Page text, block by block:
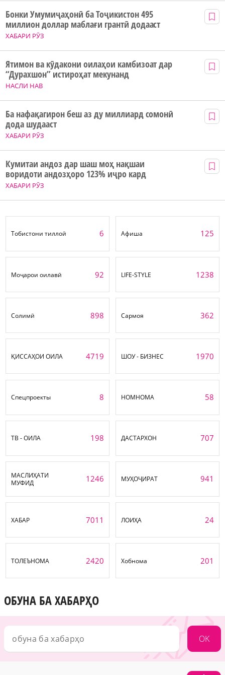
ХАБАРИ РӮЗ
Бонки Умумиҷаҳонӣ ба Тоҷикистон 495
миллион доллар маблағи грантӣ додааст
НАСЛИ НАВ
Ятимон ва кӯдакони оилаҳои камбизоат дар
“Дурахшон” истироҳат мекунанд
ХАБАРИ РӮЗ
Ба нафақагирон беш аз ду миллиард сомонӣ
дода шудааст
ХАБАРИ РӮЗ
Кумитаи андоз дар шаш моҳ нақшаи
воридоти андозҳоро 123% иҷро кард
Тобистони тиллоӣ 6 Афиша 125
Моҷарои оилавӣ 92 LIFE-STYLE 1238
Солимӣ 898 Сармоя 362
ҚИССАҲОИ ОИЛА 4719 ШОУ - БИЗНЕС 1970
Спецпроекты 8 НОМНОМА 58
ТВ - ОИЛА 198 ДАСТАРХОН 707
МАСЛИҲАТИ
МУФИД
1246 МУҲОҶИРАТ 941
ХАБАР 7011 ЛОИҲА 24
ТОЛЕЪНОМА 2420 Хобнома 201
ОБУНА БА ХАБАРҲО
OK